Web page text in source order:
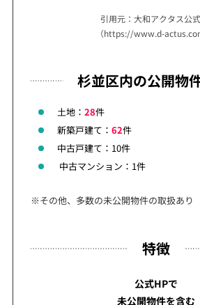
引用元：大和アクタス公
（https://www.d-
杉並区内の公開物
土地： 28件
新築戸建て： 62件
中古戸建て：10件
中古マンション：1件
※その他、多数の未公開物件の取扱あり
特徴
公式HPで
未公開物件を含む